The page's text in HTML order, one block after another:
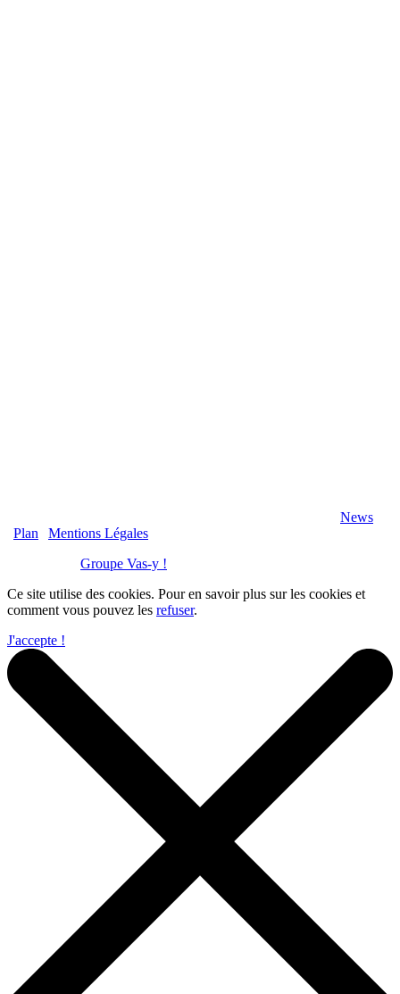
News
Plan
Mentions Légales
Groupe Vas-y !
Ce site utilise des cookies. Pour en savoir plus sur les cookies et
comment vous pouvez les refuser.
J'accepte !